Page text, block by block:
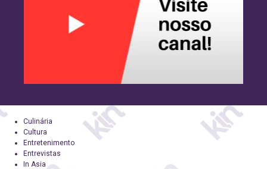
Culinária
Cultura
Entretenimento
Entrevistas
In Asia